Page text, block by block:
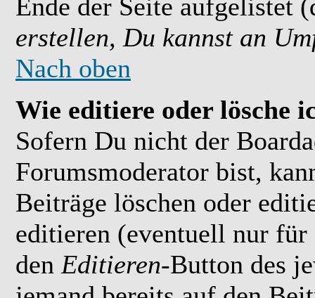
Ende der Seite aufgelistet
erstellen, Du kannst an
Nach oben
Wie editiere oder lösche
Sofern Du nicht der
Forumsmoderator bist,
Beiträge löschen oder
editieren (eventuell nur
den Editieren-Button des